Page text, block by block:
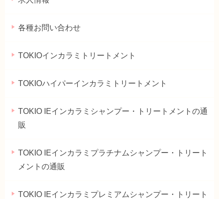
各種お問い合わせ
TOKIOインカラミトリートメント
TOKIOハイパーインカラミトリートメント
TOKIO IEインカラミシャンプー・トリートメントの通
販
TOKIO IEインカラミプラチナムシャンプー・トリート
メントの通販
TOKIO IEインカラミプレミアムシャンプー・トリート